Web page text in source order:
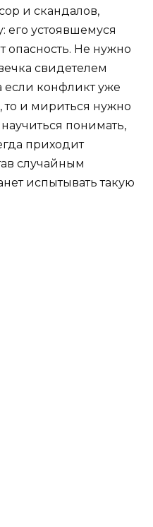
и скандалов,
его устоявшемуся
опасность. Не нужно
свидетелем
конфликт уже
и мириться нужно
понимать,
приходит
случайным
испытывать такую